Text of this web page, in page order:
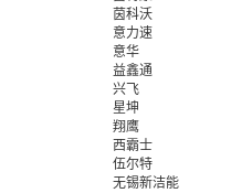
茵科沃
意力速
意华
益鑫通
兴飞
星坤
翔鹰
西霸士
伍尔特
无锡新洁能